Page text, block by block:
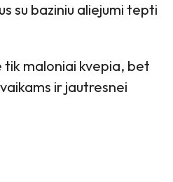
su baziniu aliejumi tepti
tik maloniai kvepia, bet
ir jautresnei